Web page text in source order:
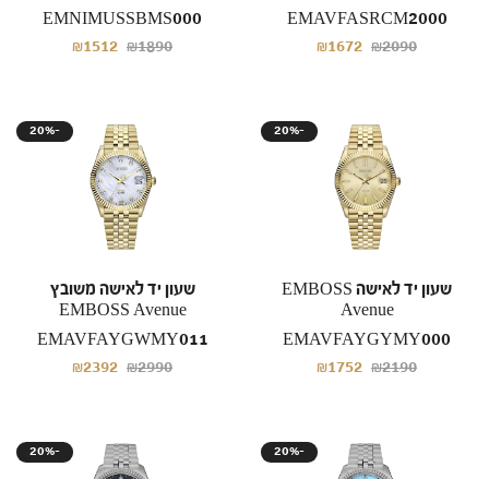
EMNIMUSSBMS000
₪1512 ₪1890
EMAVFASRCM2000
₪1672 ₪2090
20%-
שעון יד לאישה משובץ
EMBOSS Avenue
EMAVFAYGWMY011
₪2392 ₪2990
20%-
שעון יד לאישה EMBOSS
Avenue
EMAVFAYGYMY000
₪1752 ₪2190
20%- 20%-